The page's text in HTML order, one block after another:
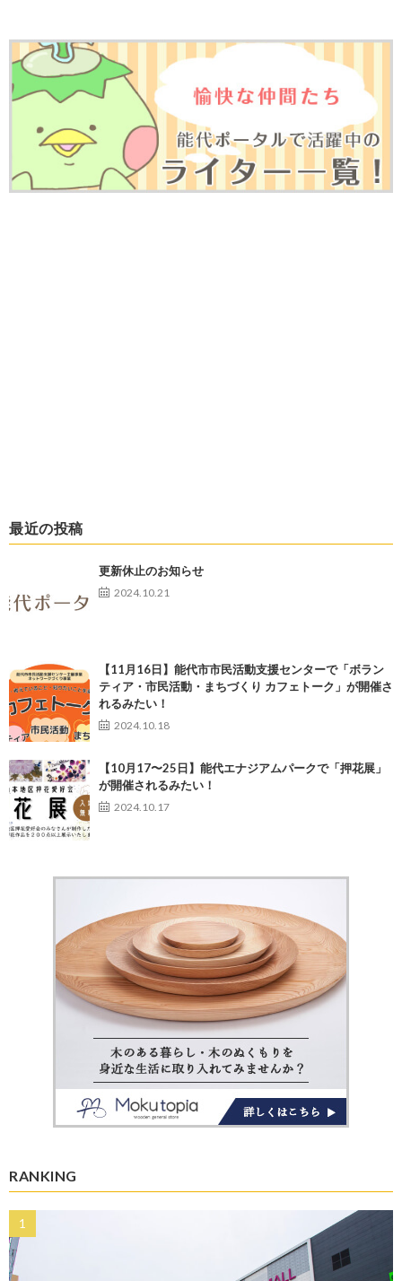
最近の投稿
更新休止のお知らせ
2024.10.21
【11月16日】能代市市民活動支援センターで「ボラン
ティア・市民活動・まちづくり カフェトーク」が開催さ
れるみたい！
2024.10.18
【10月17〜25日】能代エナジアムパークで「押花展」
が開催されるみたい！
2024.10.17
RANKING